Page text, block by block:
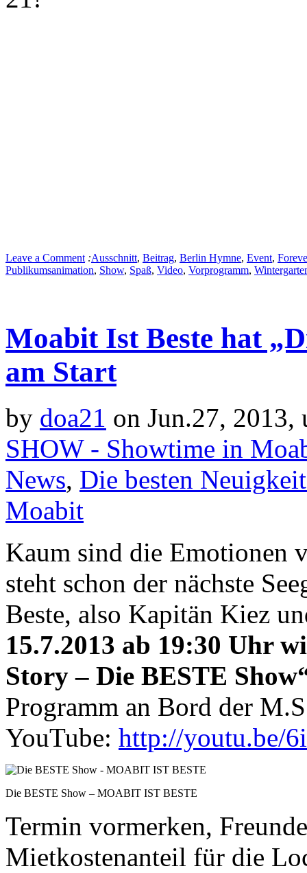
Leave a Comment :Ausschnitt, Beitrag, Berlin Hymne, Event,
Publikumsanimation, Show, Spaß, Video, Vorprogramm,
Moabit Ist Beste hat
am Start
by doa21 on Jun.27, 2013,
SHOW - Showtime in
News, Die besten
Moabit
Kaum sind die Emotionen
steht schon der nächste
Beste, also Kapitän Kiez
15.7.2013 ab 19:30 Uhr
Story – Die BESTE
Programm an Bord der
YouTube: http://youtu.be/
Die BESTE Show – MOABIT IST BESTE
Termin vormerken,
Mietkostenanteil für die